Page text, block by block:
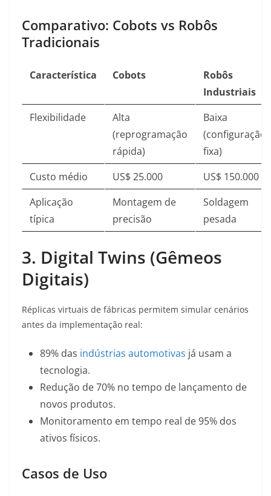
Comparativo: Cobots vs Robôs
Tradicionais
Característica Cobots
Robôs
Industriais
Flexibilidade
Alta
(reprogramação
rápida)
Baixa
(configuração
fixa)
Custo médio
US$ 25.000
US$ 150.000
Aplicação
típica
Montagem de
precisão
Soldagem
pesada
3. Digital Twins (Gêmeos
Digitais)
Réplicas virtuais de fábricas permitem simular cenários
antes da implementação real:
89% das indústrias automotivas já usam a
tecnologia.
Redução de 70% no tempo de lançamento de
novos produtos.
Monitoramento em tempo real de 95% dos
ativos físicos.
Casos de Uso